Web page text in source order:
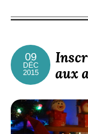
09
DÉC
2015
aux